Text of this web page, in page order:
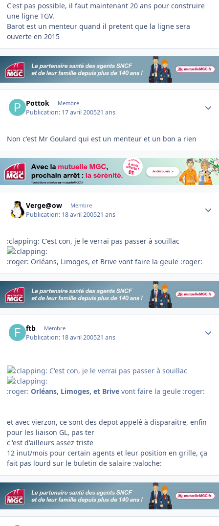
C'est pas possible, il faut maintenant 20 ans pour construire
une ligne TGV.
Barot est un menteur quand il pretent que la ligne sera
ouverte en 2015
Pottok Membre
Publication: 17 avril 200521 ans
Non c'est Mr Goulard qui est un menteur et un bon a rien
Verge@ow Membre
Publication: 18 avril 200521 ans
:clapping: C'est con, je le verrai pas passer à souillac
:roger: Orléans, Limoges, et Brive vont faire la geule :roger:
ftb Membre
Publication: 18 avril 200521 ans
C'est con, je le verrai pas passer à souillac
:roger: Orléans, Limoges, et Brive vont faire la geule :roger:
et avec vierzon, ce sont des depot appelé à disparaitre, enfin
pour les liaison GL, pas ter
c''est d'ailleurs assez triste
12 inut/mois pour certain agents et leur position en grille, ça
fait pas lourd sur le buletin de salaire :valoche: